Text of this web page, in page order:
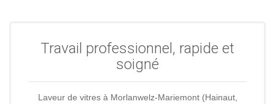
Travail professionnel, rapide et
soigné
Laveur de vitres à Morlanwelz-Mariemont (Hainaut,